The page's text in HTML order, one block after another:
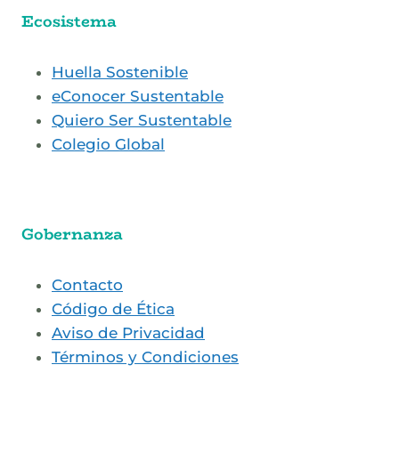
Ecosistema
Huella Sostenible
eConocer Sustentable
Quiero Ser Sustentable
Colegio Global
Gobernanza
Contacto
Código de Ética
Aviso de Privacidad
Términos y Condiciones